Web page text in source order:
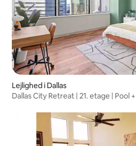
Lejlighed i Dallas
Dallas City Retreat | 21. etage | Pool